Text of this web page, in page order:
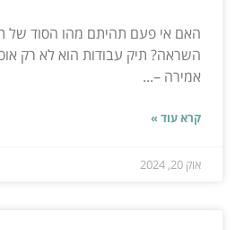
האם אי פעם תהיתם מהו הסוד של
השראה? תיק עבודות הוא לא רק
אמירה –...
קרא עוד »
אוק 20, 2024